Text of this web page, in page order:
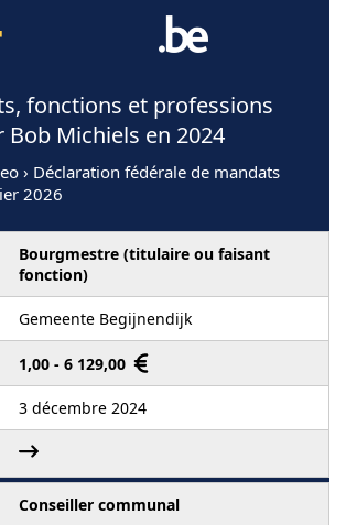
fonctions et professions
Bob Michiels en 2024
› Déclaration fédérale de mandats
2026
Bourgmestre (titulaire ou faisant
fonction)
Gemeente Begijnendijk
1,00 - 6 129,00
3 décembre 2024
Conseiller communal